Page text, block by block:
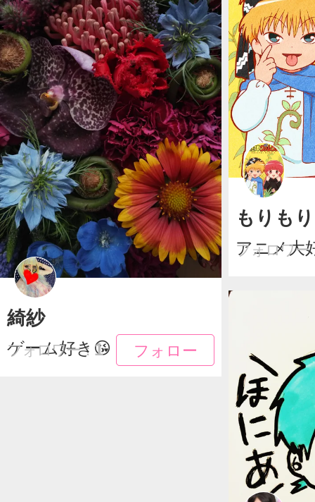
綺紗
ゲーム好き😘 フォロー
フォロー
フォロワー： 1
もりもり
アニメ大
フォロワー